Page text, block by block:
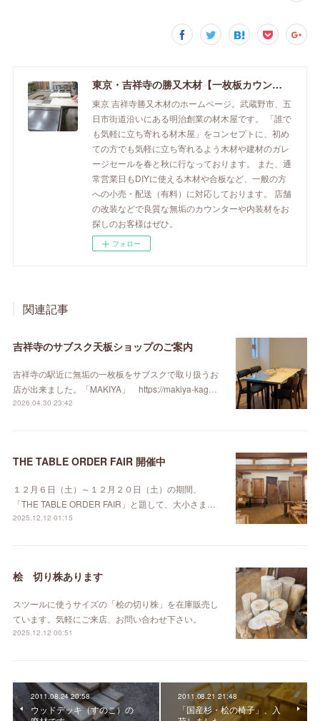
東京・吉祥寺の勝又木材【一枚板カウンター】
東京 吉祥寺勝又木材のホームページ。武蔵野市、五
日市街道沿いにある明治創業の材木屋です。 「誰で
も気軽に立ち寄れる材木屋」をコンセプトに、初め
ての方でも気軽に立ち寄れるよう木材や建材のガレ
ージセールを春と秋に行なっております。 また、通
常営業日もDIYに使える木材や合板など、一般の方
への小売・配送（有料）に対応しております。 店舗
の改装などで良質な無垢のカウンターや内装材をお
探しのお客様はぜひ。
フォロー
関連記事
吉祥寺のサブスク天板ショップのご案内
吉祥寺の駅近に無垢の一枚板をサブスクで取り扱うお
店が出来ました。「MAKIYA」 https://makiya-kag…
2026.04.30 23:42
THE TABLE ORDER FAIR 開催中
１２月６日（土）～１２月２０日（土）の期間、
「THE TABLE ORDER FAIR」と題して、大小さま…
2025.12.12 01:15
桧 切り株あります
スツールに使うサイズの「桧の切り株」を在庫販売し
ています。気軽にご来店、お問い合わせ下さい。
2025.12.12 00:51
2011.08.24 20:58
ウッドデッキ（すのこ）の
2011.08.21 21:48
「国産杉・桧の椅子」、入